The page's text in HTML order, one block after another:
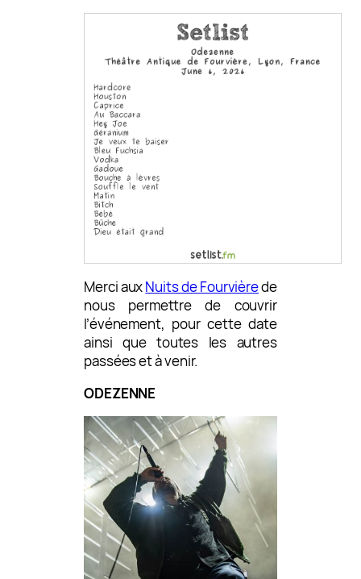
Merci auxNuits de Fourvièrede
nous permettre de couvrir
l’événement, pour cette date
ainsi que toutes les autres
passées et à venir.
ODEZENNE